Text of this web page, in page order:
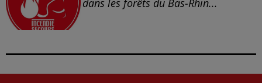
dans les forêts du Bas-Rhin...